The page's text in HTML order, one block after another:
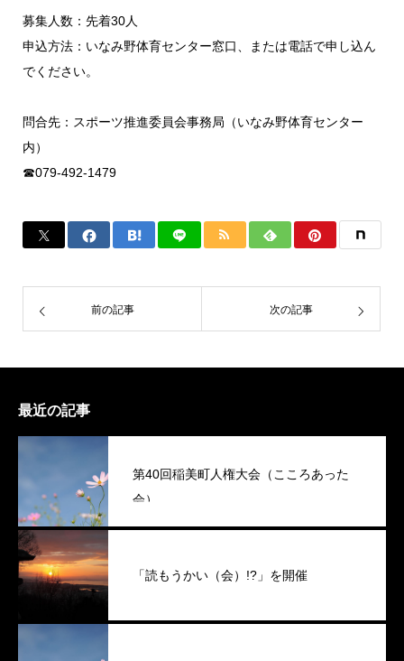
募集人数：先着30人
申込方法：いなみ野体育センター窓口、または電話で申し込ん
でください。
問合先：スポーツ推進委員会事務局（いなみ野体育センター
内）
☎079-492-1479
前の記事 次の記事
最近の記事
第40回稲美町人権大会（こころあった
会）
「読もうかい（会）!?」を開催